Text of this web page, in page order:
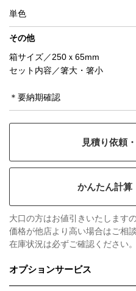
単色
その他
箱サイズ／250ｘ65mm
セット内容／箸大・箸小
＊要納期確認
見積り依頼
かんたん計算
大口の方はお値引きいたします
価格が他店より高い場合はご相
在庫状況は必ずご確認ください。
オプションサービス